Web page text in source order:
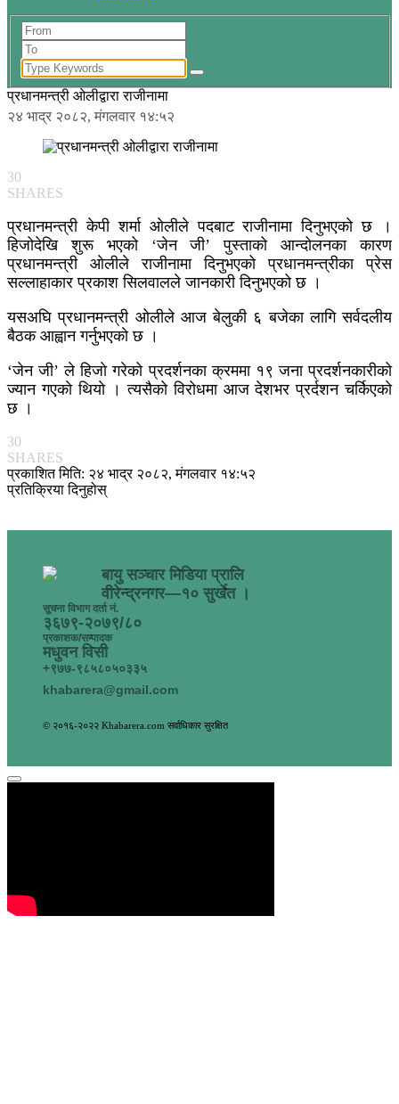
प्रधानमन्त्री ओलीद्वारा राजीनामा
२४ भाद्र २०८२, मंगलवार १४:५२
30
SHARES
प्रधानमन्त्री केपी शर्मा ओलीले पदबाट राजीनामा दिनुभएको छ ।
हिजोदेखि शुरू भएको ‘जेन जी’ पुस्ताको आन्दोलनका कारण
प्रधानमन्त्री ओलीले राजीनामा दिनुभएको प्रधानमन्त्रीका प्रेस
सल्लाहाकार प्रकाश सिलवालले जानकारी दिनुभएको छ ।
यसअघि प्रधानमन्त्री ओलीले आज बेलुकी ६ बजेका लागि सर्वदलीय
बैठक आह्वान गर्नुभएकाे छ ।
‘जेन जी’ ले हिजाे गरेको प्रदर्शनका क्रममा १९ जना प्रदर्शनकारीको
ज्यान गएकाे थियाे । त्यसैको विरोधमा आज देशभर प्रर्दशन चर्किएको
छ ।
30
SHARES
प्रकाशित मिति: २४ भाद्र २०८२, मंगलवार १४:५२
प्रतिक्रिया दिनुहोस्
बायु सञ्चार मिडिया प्रालि
वीरेन्द्रनगर—१० सुर्खेत ।
सूचना विभाग दर्ता नं.
३६७९-२०७९/८०
प्रकाशक/सम्पादक
मधुवन विसी
+९७७-९८५८०५०३३५
khabarera@gmail.com
© २०१६-२०२२ Khabarera.com सर्वाधिकार सुरक्षित